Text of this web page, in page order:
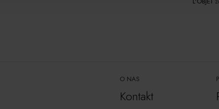
O NAS
Kontakt